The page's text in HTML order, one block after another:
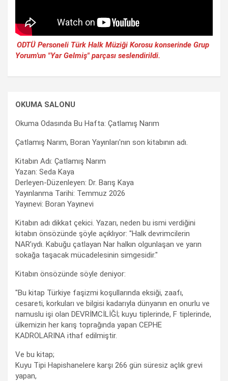
ODTÜ Personeli Türk Halk Müziği Korosu konserinde Grup
Yorum'un "Yar Gelmiş" parçası seslendirildi.
OKUMA SALONU
Okuma Odasında Bu Hafta: Çatlamış Narım
Çatlamış Narım, Boran Yayınları'nın son kitabının adı.
Kitabın Adı: Çatlamış Narım
Yazan: Seda Kaya
Derleyen-Düzenleyen: Dr. Barış Kaya
Yayınlanma Tarihi: Temmuz 2026
Yayınevi: Boran Yayınevi
Kitabın adı dikkat çekici. Yazarı, neden bu ismi verdiğini
kitabın önsözünde şöyle açıklıyor: "Halk devrimcilerin
NAR’ıydı. Kabuğu çatlayan Nar halkın olgunlaşan ve yarın
sokağa taşacak mücadelesinin simgesidir."
Kitabın önsözünde söyle deniyor:
"Bu kitap Türkiye faşizmi koşullarında eksiği, zaafı,
cesareti, korkuları ve bilgisi kadarıyla dünyanın en onurlu ve
namuslu işi olan DEVRİMCİLİĞİ; kuyu tiplerinde, F tiplerinde,
ülkemizin her karış toprağında yapan CEPHE
KADROLARINA ithaf edilmiştir.
Ve bu kitap;
Kuyu Tipi Hapishanelere karşı 266 gün süresiz açlık grevi
yapan,